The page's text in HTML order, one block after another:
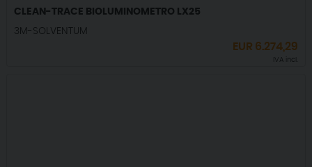
CLEAN-TRACE BIOLUMINOMETRO LX25
3M-SOLVENTUM
EUR 6.274,29
IVA incl.